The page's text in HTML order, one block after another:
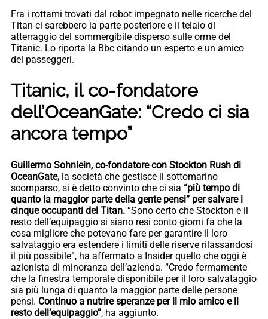
Fra i rottami trovati dal robot impegnato nelle ricerche del
Titan ci sarebbero la parte posteriore e il telaio di
atterraggio del sommergibile disperso sulle orme del
Titanic. Lo riporta la Bbc citando un esperto e un amico
dei passeggeri.
Titanic, il co-fondatore
dell’OceanGate: “Credo ci sia
ancora tempo”
Guillermo Sohnlein, co-fondatore con Stockton Rush di
OceanGate, la società che gestisce il sottomarino
scomparso, si è detto convinto che ci sia “più tempo di
quanto la maggior parte della gente pensi” per salvare i
cinque occupanti del Titan. “Sono certo che Stockton e il
resto dell’equipaggio si siano resi conto giorni fa che la
cosa migliore che potevano fare per garantire il loro
salvataggio era estendere i limiti delle riserve rilassandosi
il più possibile”, ha affermato a Insider quello che oggi è
azionista di minoranza dell’azienda. “Credo fermamente
che la finestra temporale disponibile per il loro salvataggio
sia più lunga di quanto la maggior parte delle persone
pensi. Continuo a nutrire speranze per il mio amico e il
resto dell’equipaggio”, ha aggiunto.